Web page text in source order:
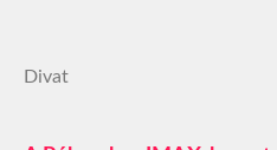
Divat